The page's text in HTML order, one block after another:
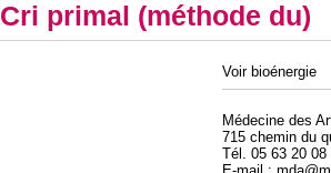
Cri primal (méthode du)
Voir bioénergie
Médecine des
715 chemin du
Tél. 05 63 20 08